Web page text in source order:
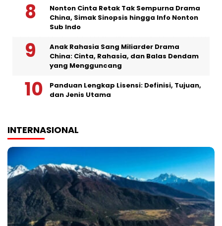
Nonton Cinta Retak Tak Sempurna Drama
China, Simak Sinopsis hingga Info Nonton
Sub Indo
Anak Rahasia Sang Miliarder Drama
China: Cinta, Rahasia, dan Balas Dendam
yang Mengguncang
Panduan Lengkap Lisensi: Definisi, Tujuan,
dan Jenis Utama
INTERNASIONAL